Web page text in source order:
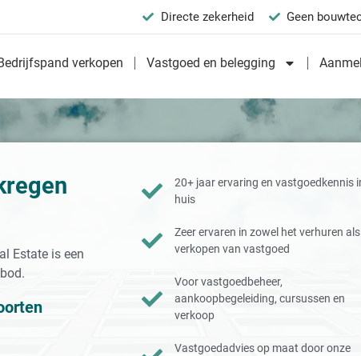
Directe zekerheid Geen
verkopen Vastgoed en belegging
Estate is een
20+ jaar ervaring en vastgoedkennis
huis
Zeer ervaren in zowel het verhuren
verkopen van vastgoed
Voor vastgoedbeheer,
aankoopbegeleiding, cursussen en
verkoop
Vastgoedadvies op maat door onze